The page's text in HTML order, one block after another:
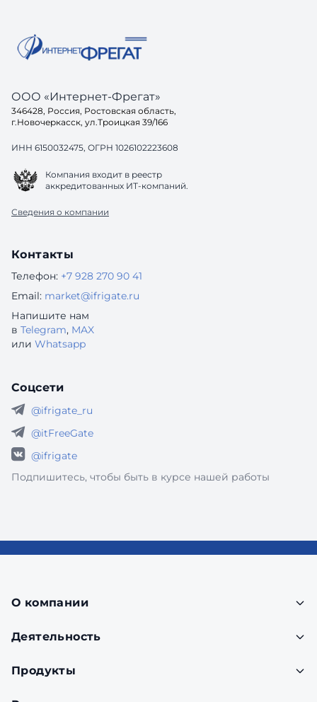
ООО «Интернет-Фрегат»
346428, Россия, Ростовская область,
г.Новочеркасск, ул.Троицкая 39/166
ИНН 6150032475, ОГРН 1026102223608
Компания входит в реестр
аккредитованных ИТ-компаний.
Сведения о компании
Контакты
Телефон: +7 928 270 90 41
Email: market@ifrigate.ru
Напишите нам
в Telegram, MAX
или Whatsapp
Соцсети
@ifrigate_ru
@itFreeGate
@ifrigate
Подпишитесь, чтобы быть в курсе нашей работы
О компании
Деятельность
Продукты